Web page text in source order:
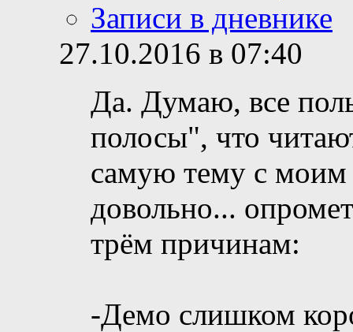
Записи в дневнике
27.10.2016 в 07:40
Да. Думаю, все
полосы", что
самую тему с
довольно...
трём причинам:
-Демо слишком